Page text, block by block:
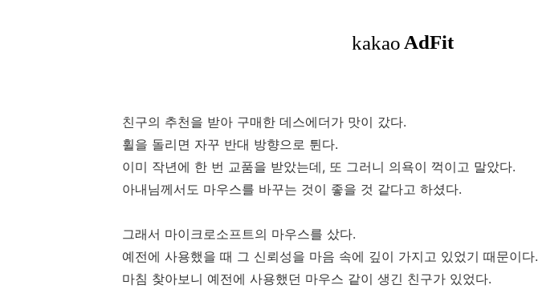
친구의 추천을 받아 구매한 데스에더가 맛이 갔다.
휠을 돌리면 자꾸 반대 방향으로 튄다.
이미 작년에 한 번 교품을 받았는데, 또 그러니 의욕이 꺽이고 말았다.
아내님께서도 마우스를 바꾸는 것이 좋을 것 같다고 하셨다.
그래서 마이크로소프트의 마우스를 샀다.
예전에 사용했을 때 그 신뢰성을 마음 속에 깊이 가지고 있었기 때문이다.
마침 찾아보니 예전에 사용했던 마우스 같이 생긴 친구가 있었다.